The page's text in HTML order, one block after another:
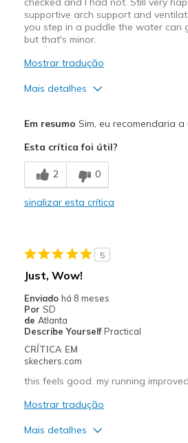
supportive arch support and
you step in a puddle the water can
but that's minor.
Mostrar tradução
Mais detalhes
Breathe Well
Comfortable
Sizing
View On Shoes
Em resumo Sim, eu recomendaria a
Esta crítica foi útil?
2 0
sinalizar esta crítica
5
Just, Wow!
Enviado há 8 meses
Por SD
de Atlanta
Describe Yourself Practical
CRÍTICA EM
skechers.com
this feels good. my running
Mostrar tradução
Mais detalhes